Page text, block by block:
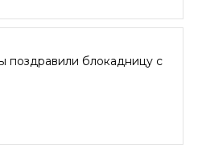
поздравили блокадницу с